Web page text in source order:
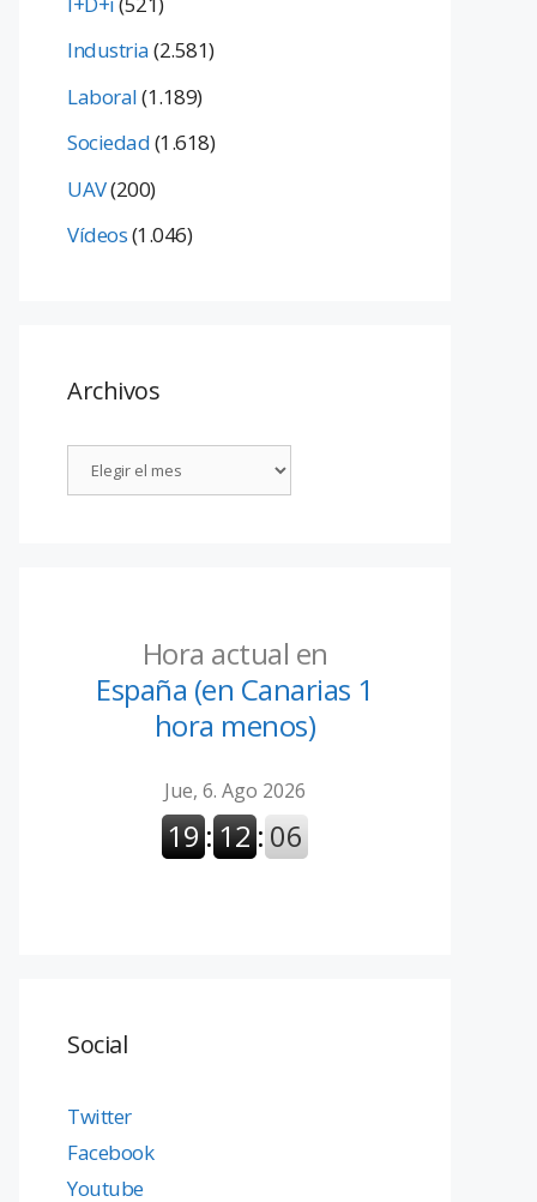
Industria(2.581)
Laboral(1.189)
Sociedad(1.618)
UAV(200)
Vídeos(1.046)
Archivos
Hora actual en
España (en Canarias 1
hora menos)
Social
Twitter
Facebook
Youtube